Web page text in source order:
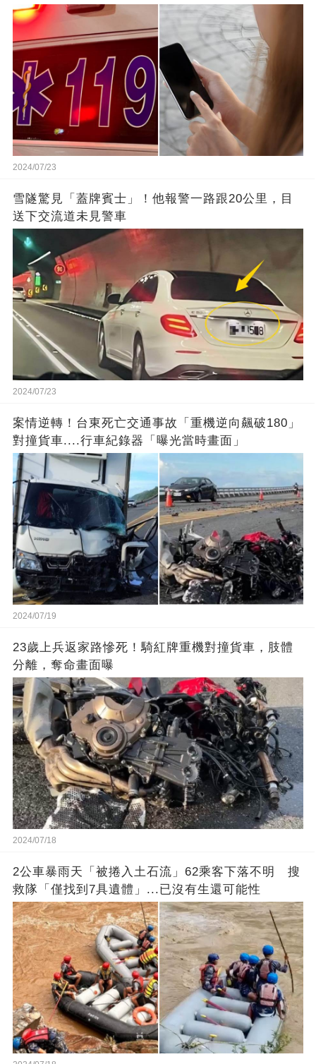
2024/07/23
雪隧驚見「蓋牌賓士」！他報警一路跟20公里，目
送下交流道未見警車
2024/07/23
案情逆轉！台東死亡交通事故「重機逆向飆破180」
對撞貨車....行車紀錄器「曝光當時畫面」
2024/07/19
23歲上兵返家路慘死！騎紅牌重機對撞貨車，肢體
分離，奪命畫面曝
2024/07/18
2公車暴雨天「被捲入土石流」62乘客下落不明 搜
救隊「僅找到7具遺體」...已沒有生還可能性